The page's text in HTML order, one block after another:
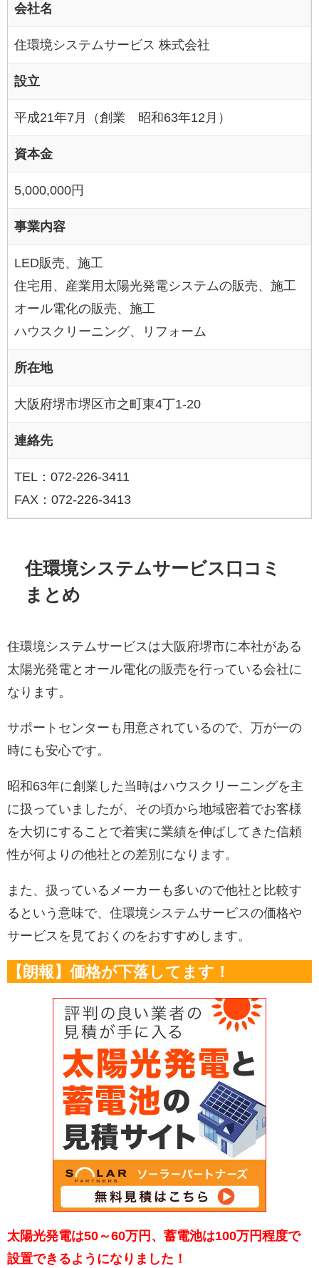
会社名
住環境システムサービス 株式会社
設立
平成21年7月（創業 昭和63年12月）
資本金
5,000,000円
事業内容
LED販売、施工
住宅用、産業用太陽光発電システムの販売、施工
オール電化の販売、施工
ハウスクリーニング、リフォーム
所在地
大阪府堺市堺区市之町東4丁1-20
連絡先
TEL：072-226-3411
FAX：072-226-3413
住環境システムサービス口コミ
まとめ
住環境システムサービスは大阪府堺市に本社がある
太陽光発電とオール電化の販売を行っている会社に
なります。
サポートセンターも用意されているので、万が一の
時にも安心です。
昭和63年に創業した当時はハウスクリーニングを主
に扱っていましたが、その頃から地域密着でお客様
を大切にすることで着実に業績を伸ばしてきた信頼
性が何よりの他社との差別になります。
また、扱っているメーカーも多いので他社と比較す
るという意味で、住環境システムサービスの価格や
サービスを見ておくのをおすすめします。
【朗報】価格が下落してます！
太陽光発電は50～60万円、蓄電池は100万円程度で
設置できるようになりました！